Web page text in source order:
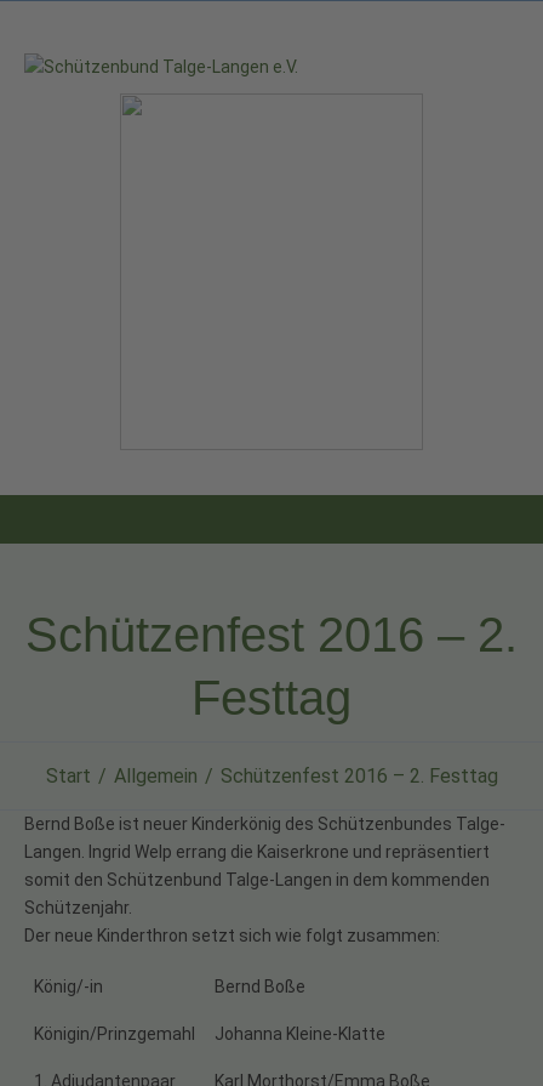
Schützenfest 2016 – 2.
Festtag
Start Allgemein Schützenfest 2016 – 2. Festtag
Bernd Boße ist neuer Kinderkönig des Schützenbundes Talge-
Langen. Ingrid Welp errang die Kaiserkrone und repräsentiert
somit den Schützenbund Talge-Langen in dem kommenden
Schützenjahr.
Der neue Kinderthron setzt sich wie folgt zusammen:
König/-in Bernd Boße
Königin/Prinzgemahl Johanna Kleine-Klatte
1. Adjudantenpaar Karl Morthorst/Emma Boße